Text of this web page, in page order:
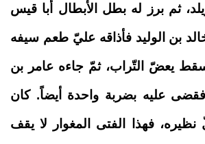
ثم برز له بطل الأبطال أبا قيس
بن الوليد فأذاقه عليّ طعم سيفه
يعضّ التّراب، ثمّ جاءه عامر بن
فقضى عليه بضربة واحدة أيضاً. كان
فهذا الفتى المغوار لا يقف